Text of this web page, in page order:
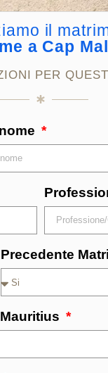
il
a Cap
PER
Precedente